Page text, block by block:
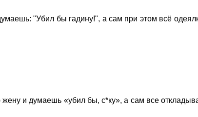
"Убил бы гадину!", а сам при этом всё
и думаешь «убил бы, с*ку», а сам все